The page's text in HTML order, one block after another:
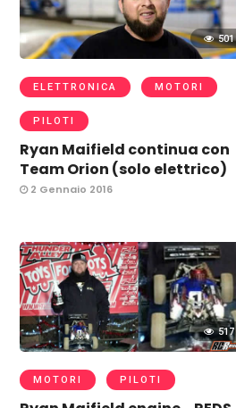
501
ELETTRONICA MOTORI
PILOTI
Ryan Maifield continua con
Team Orion (solo elettrico)
2 Gennaio 2016
517
MOTORI PILOTI